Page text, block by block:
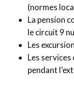
(normes
La pension
le circuit 9
Les
Les
pendant